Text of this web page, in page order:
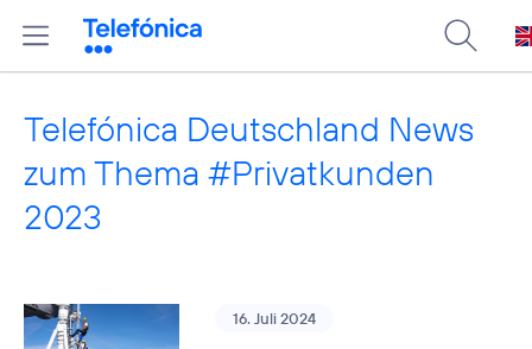
Telefónica Deutschland News
zum Thema #Privatkunden
2023
16. Juli 2024